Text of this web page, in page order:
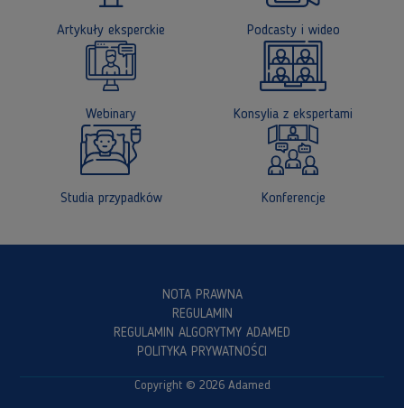
Artykuły eksperckie Podcasty i wideo
Webinary Konsylia z ekspertami
Studia przypadków Konferencje
NOTA PRAWNA
REGULAMIN
REGULAMIN ALGORYTMY ADAMED
POLITYKA PRYWATNOŚCI
Copyright © 2026 Adamed